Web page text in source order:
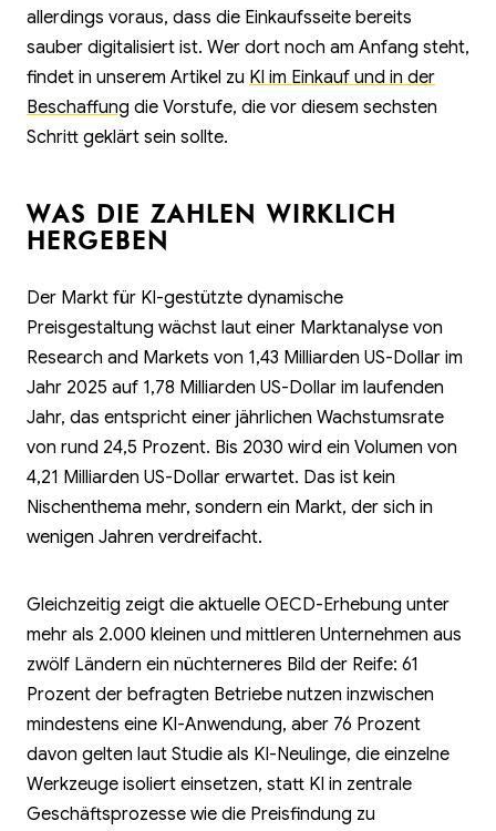
allerdings voraus, dass die Einkaufsseite bereits
sauber digitalisiert ist. Wer dort noch am Anfang steht,
findet in unserem Artikel zu KI im Einkauf und in der
Beschaffung die Vorstufe, die vor diesem sechsten
Schritt geklärt sein sollte.
WAS DIE ZAHLEN WIRKLICH
HERGEBEN
Der Markt für KI-gestützte dynamische
Preisgestaltung wächst laut einer Marktanalyse von
Research and Markets von 1,43 Milliarden US-Dollar im
Jahr 2025 auf 1,78 Milliarden US-Dollar im laufenden
Jahr, das entspricht einer jährlichen Wachstumsrate
von rund 24,5 Prozent. Bis 2030 wird ein Volumen von
4,21 Milliarden US-Dollar erwartet. Das ist kein
Nischenthema mehr, sondern ein Markt, der sich in
wenigen Jahren verdreifacht.
Gleichzeitig zeigt die aktuelle OECD-Erhebung unter
mehr als 2.000 kleinen und mittleren Unternehmen aus
zwölf Ländern ein nüchterneres Bild der Reife: 61
Prozent der befragten Betriebe nutzen inzwischen
mindestens eine KI-Anwendung, aber 76 Prozent
davon gelten laut Studie als KI-Neulinge, die einzelne
Werkzeuge isoliert einsetzen, statt KI in zentrale
Geschäftsprozesse wie die Preisfindung zu